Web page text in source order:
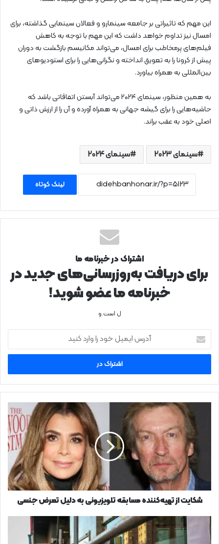
این مهم که تاثیراتی بر جامعه سینمارو و فعالان سینمایی گذاشته، برای
امسال نیز تداوم خواهد داشت که این مهم با توجه به کاهش
فیلم‌های پرمخاطب برای امسال، می‌تواند مکانیسم بازگشت به دوران
پیش از کرونا را به تعویق انداخته و نگرانی‌هایی را برای استودیوهای
بین‌المللی به همراه بیاورد.
به همین منظور، سینمای ۲۰۲۴ می‌تواند آبستن اتفاقاتی باشد که
حاشیه‌هایی را برای گیشه جهانی به همراه آورده و آن را از ارزش ذاتی و
اصلی خود به عقب براند.
سینمای ۲۰۲۳ سینمای ۲۰۲۴
لینک کوتاه
اشتراک در خبرنامه ما
برای دریافت به‌روزرسانی‌های جدید در
خبرنامه ما عضو شوید!
ل است.و
آدرس
ایمیل
خود
وارد
کنید
تهیه‌کننده
مسابقه
تلویزیونی
تعرض
جنسی
شکایت از تهیه‌کننده مسابقه تلویزیونی به دلیل تعرض جنسی
دوشنبه
نیم‌بها